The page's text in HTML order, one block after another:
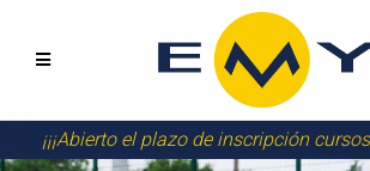
¡¡¡Abierto el plazo de inscripción